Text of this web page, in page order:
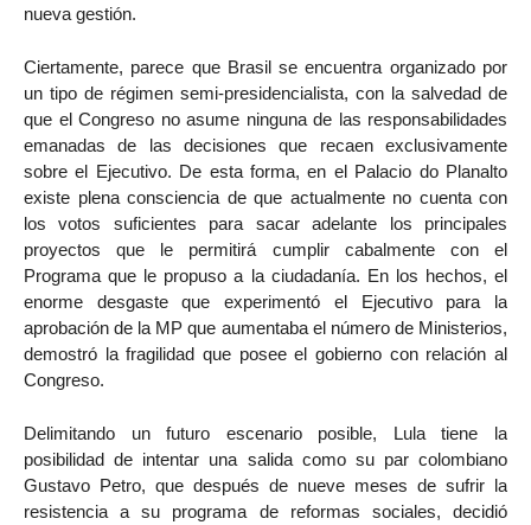
nueva gestión.
Ciertamente, parece que Brasil se encuentra organizado por
un tipo de régimen semi-presidencialista, con la salvedad de
que el Congreso no asume ninguna de las responsabilidades
emanadas de las decisiones que recaen exclusivamente
sobre el Ejecutivo. De esta forma, en el Palacio do Planalto
existe plena consciencia de que actualmente no cuenta con
los votos suficientes para sacar adelante los principales
proyectos que le permitirá cumplir cabalmente con el
Programa que le propuso a la ciudadanía. En los hechos, el
enorme desgaste que experimentó el Ejecutivo para la
aprobación de la MP que aumentaba el número de Ministerios,
demostró la fragilidad que posee el gobierno con relación al
Congreso.
Delimitando un futuro escenario posible, Lula tiene la
posibilidad de intentar una salida como su par colombiano
Gustavo Petro, que después de nueve meses de sufrir la
resistencia a su programa de reformas sociales, decidió